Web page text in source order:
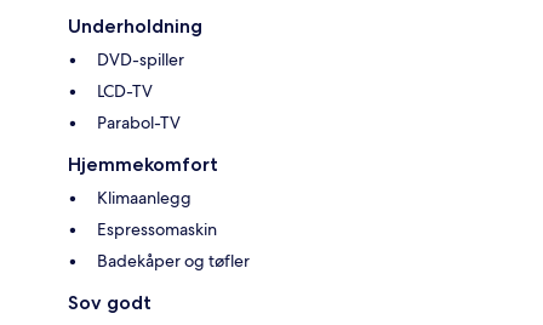
Underholdning
DVD-spiller
LCD-TV
Parabol-TV
Hjemmekomfort
Klimaanlegg
Espressomaskin
Badekåper og tøfler
Sov godt